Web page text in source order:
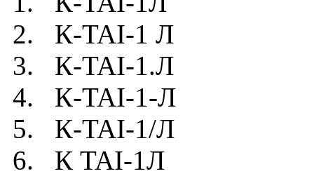
2. К-TAI-1 Л
3. К-TAI-1.Л
4. К-TAI-1-Л
5. К-TAI-1/Л
6. К TAI-1Л